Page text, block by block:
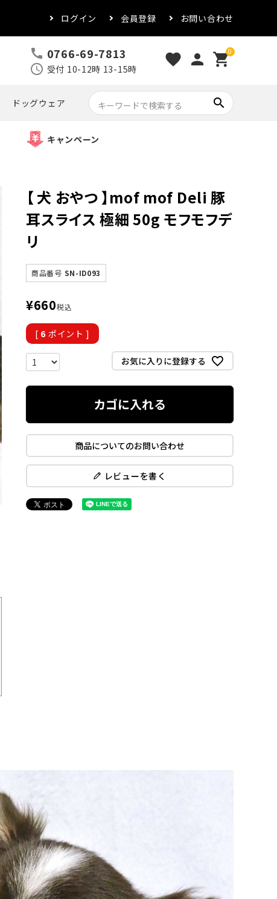
ログイン 会員登録 お問い合わせ
call 0766-69-7813
schedule 受付 10-12時 13-15時
favorite person 0
shopping_cart
ドッグウェア search
キャンペーン
【 犬 おやつ 】mof mof Deli 豚
耳スライス 極細 50g モフモフデ
リ
商品番号 SN-ID093
¥660税込
[ 6 ポイント ]
お気に入りに登録する
カゴに入れる
商品についてのお問い合わせ
レビューを書く